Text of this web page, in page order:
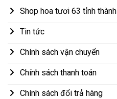
Shop hoa tươi 63 tỉnh thành
Tin tức
Chính sách vận chuyển
Chính sách thanh toán
Chính sách đổi trả hàng